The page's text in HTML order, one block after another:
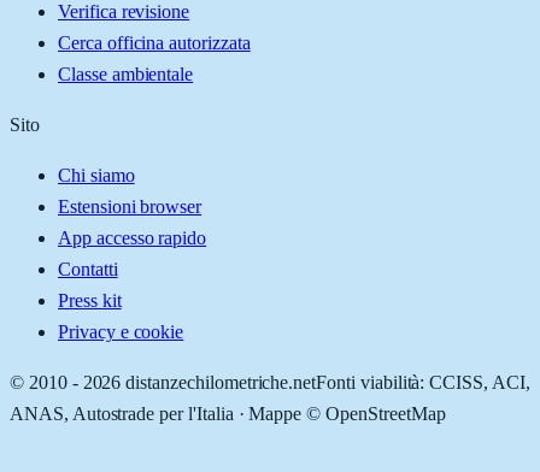
Verifica revisione
Cerca officina autorizzata
Classe ambientale
Sito
Chi siamo
Estensioni browser
App accesso rapido
Contatti
Press kit
Privacy e cookie
© 2010 - 2026 distanzechilometriche.netFonti viabilità: CCISS, ACI,
ANAS, Autostrade per l'Italia · Mappe © OpenStreetMap